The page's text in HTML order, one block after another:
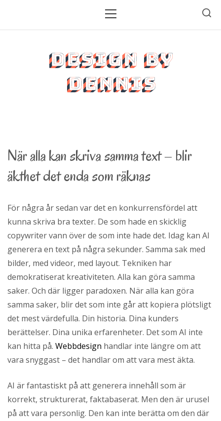
r
i
ä
m
Design by
Dennis
När alla kan skriva samma text – blir
äkthet det enda som räknas
För några år sedan var det en konkurrensfördel att
kunna skriva bra texter. De som hade en skicklig
copywriter vann över de som inte hade det. Idag kan AI
generera en text på några sekunder. Samma sak med
bilder, med videor, med layout. Tekniken har
demokratiserat kreativiteten. Alla kan göra samma
saker. Och där ligger paradoxen. När alla kan göra
samma saker, blir det som inte går att kopiera plötsligt
det mest värdefulla. Din historia. Dina kunders
berättelser. Dina unika erfarenheter. Det som AI inte
kan hitta på. Webbdesign handlar inte längre om att
vara snyggast – det handlar om att vara mest äkta.
AI är fantastiskt på att generera innehåll som är
korrekt, strukturerat, faktabaserat. Men den är urusel
på att vara personlig. Den kan inte berätta om den där